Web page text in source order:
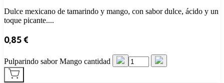
Dulce mexicano de tamarindo y mango, con sabor dulce, ácido y un
toque picante....
0,85€
Pulparindo sabor Mango cantidad